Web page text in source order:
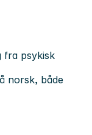
fra psykisk
norsk, både